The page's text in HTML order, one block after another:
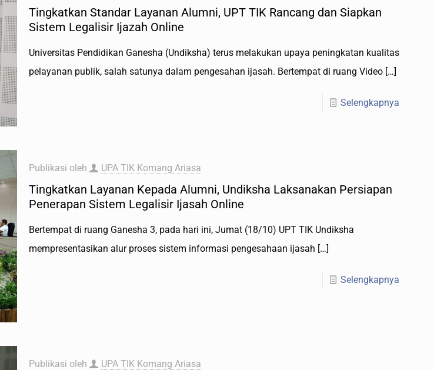
Tingkatkan Standar Layanan Alumni, UPT TIK Rancang dan Siapkan
Sistem Legalisir Ijazah Online
Universitas Pendidikan Ganesha (Undiksha) terus melakukan upaya peningkatan kualitas
pelayanan publik, salah satunya dalam pengesahan ijasah. Bertempat di ruang Video[…]
Selengkapnya
Publikasi oleh UPA TIK Komang Ariasa
Tingkatkan Layanan Kepada Alumni, Undiksha Laksanakan Persiapan
Penerapan Sistem Legalisir Ijasah Online
Bertempat di ruang Ganesha 3, pada hari ini, Jumat (18/10) UPT TIK Undiksha
mempresentasikan alur proses sistem informasi pengesahaan ijasah […]
Selengkapnya
Publikasi oleh UPA TIK Komang Ariasa